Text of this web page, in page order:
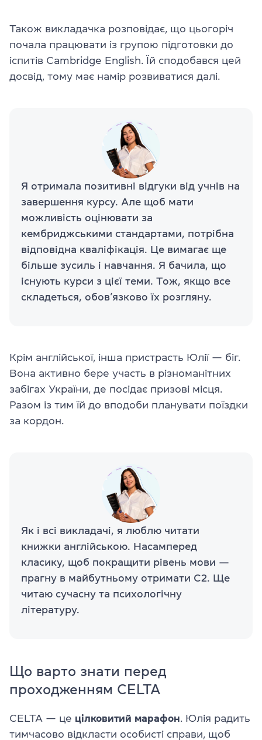
Також викладачка розповідає, що цьогоріч
почала працювати із групою підготовки до
іспитів Cambridge English. Їй сподобався цей
досвід, тому має намір розвиватися далі.
Я отримала позитивні відгуки від учнів на
завершення курсу. Але щоб мати
можливість оцінювати за
кембриджськими стандартами, потрібна
відповідна кваліфікація. Це вимагає ще
більше зусиль і навчання. Я бачила, що
існують курси з цієї теми. Тож, якщо все
складеться, обов’язково їх розгляну.
Крім англійської, інша пристрасть Юлії — біг.
Вона активно бере участь в різноманітних
забігах України, де посідає призові місця.
Разом із тим їй до вподоби планувати поїздки
за кордон.
Як і всі викладачі, я люблю читати
книжки англійською. Насамперед
класику, щоб покращити рівень мови —
прагну в майбутньому отримати C2. Ще
читаю сучасну та психологічну
літературу.
Що варто знати перед
проходженням CELTA
CELTA — це цілковитий марафон. Юлія радить
тимчасово відкласти особисті справи, щоб